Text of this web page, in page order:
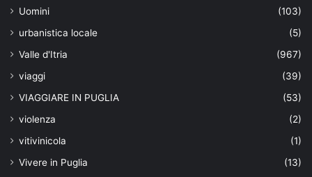
Uomini
(103)
urbanistica locale
(5)
Valle d'Itria
(967)
viaggi
(39)
VIAGGIARE IN PUGLIA
(53)
violenza
(2)
vitivinicola
(1)
Vivere in Puglia
(13)